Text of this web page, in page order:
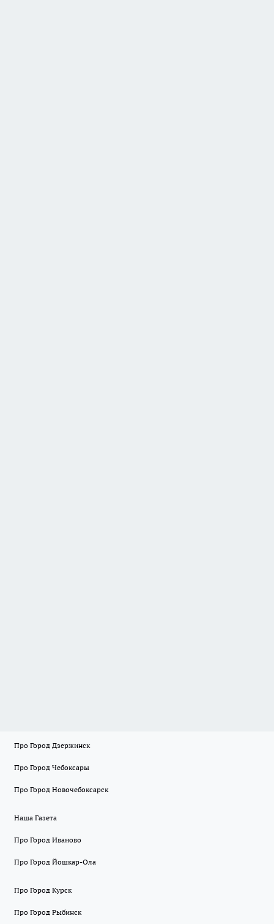
Про Город Дзержинск
Про Город Чебоксары
Про Город Новочебоксарск
Наша Газета
Про Город Иваново
Про Город Йошкар-Ола
Про Город Курск
Про Город Рыбинск